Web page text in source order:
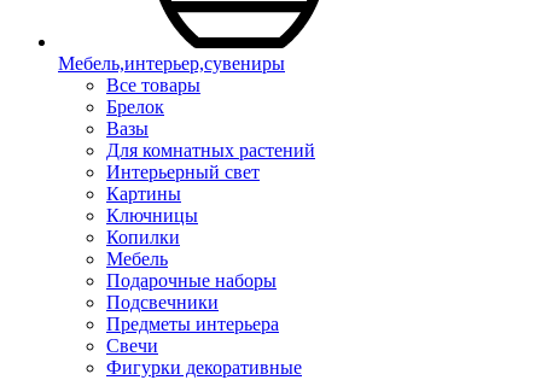
Мебель,интерьер,сувениры
Все товары
Брелок
Вазы
Для комнатных растений
Интерьерный свет
Картины
Ключницы
Копилки
Мебель
Подарочные наборы
Подсвечники
Предметы интерьера
Свечи
Фигурки декоративные